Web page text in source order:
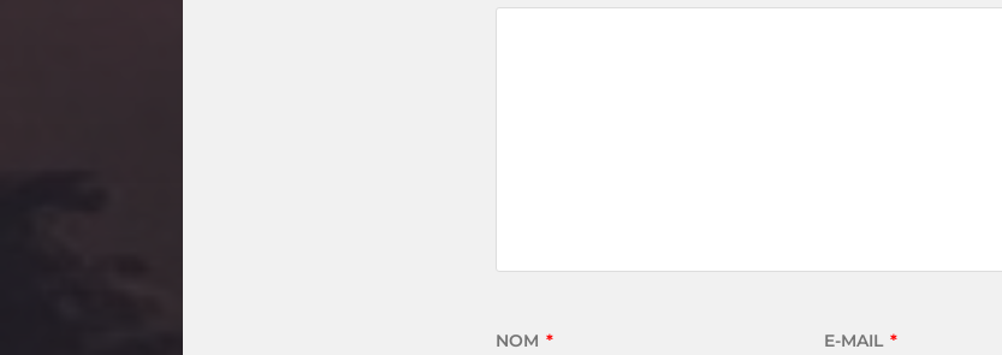
NOM * E-MAIL *